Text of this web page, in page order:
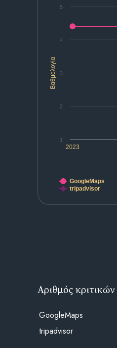
Βαθμολογία
2023
1
2
3
4
5
GoogleMaps
tripadvisor
Αριθμός κριτικών
GoogleMaps
tripadvisor